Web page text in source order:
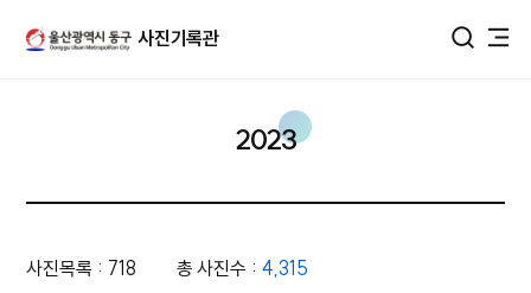
사진기록관
2023
사진목록 : 718 총 사진수 : 4,315